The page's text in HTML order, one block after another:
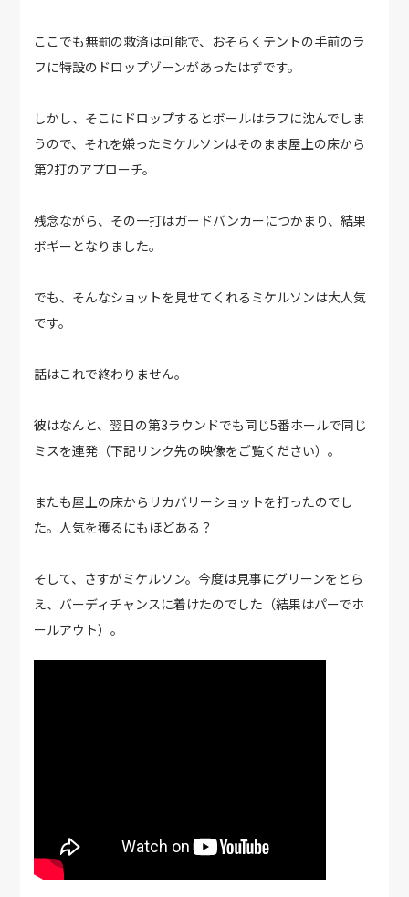
ここでも無罰の救済は可能で、おそらくテントの手前のラ
フに特設のドロップゾーンがあったはずです。
しかし、そこにドロップするとボールはラフに沈んでしま
うので、それを嫌ったミケルソンはそのまま屋上の床から
第2打のアプローチ。
残念ながら、その一打はガードバンカーにつかまり、結果
ボギーとなりました。
でも、そんなショットを見せてくれるミケルソンは大人気
です。
話はこれで終わりません。
彼はなんと、翌日の第3ラウンドでも同じ5番ホールで同じ
ミスを連発（下記リンク先の映像をご覧ください）。
またも屋上の床からリカバリーショットを打ったのでし
た。人気を獲るにもほどある？
そして、さすがミケルソン。今度は見事にグリーンをとら
え、バーディチャンスに着けたのでした（結果はパーでホ
ールアウト）。